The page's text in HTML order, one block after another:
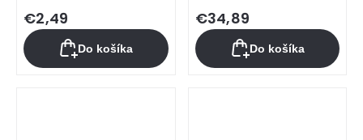
€2,49
Do košíka
€34,89
Do košíka